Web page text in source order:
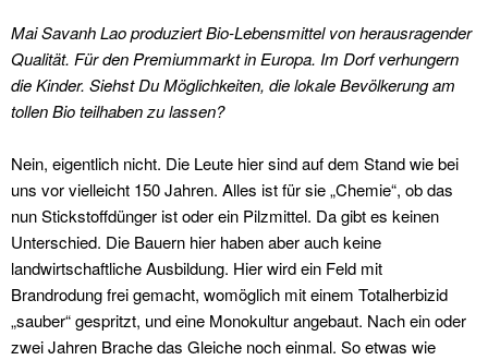
Mai Savanh Lao produziert Bio-Lebensmittel von herausragender
Qualität. Für den Premiummarkt in Europa. Im Dorf verhungern
die Kinder. Siehst Du Möglichkeiten, die lokale Bevölkerung am
tollen Bio teilhaben zu lassen?
Nein, eigentlich nicht. Die Leute hier sind auf dem Stand wie bei
uns vor vielleicht 150 Jahren. Alles ist für sie „Chemie“, ob das
nun Stickstoffdünger ist oder ein Pilzmittel. Da gibt es keinen
Unterschied. Die Bauern hier haben aber auch keine
landwirtschaftliche Ausbildung. Hier wird ein Feld mit
Brandrodung frei gemacht, womöglich mit einem Totalherbizid
„sauber“ gespritzt, und eine Monokultur angebaut. Nach ein oder
zwei Jahren Brache das Gleiche noch einmal. So etwas wie